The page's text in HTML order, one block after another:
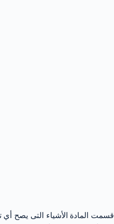
قسمت المادة الأشياء التى يصح أي